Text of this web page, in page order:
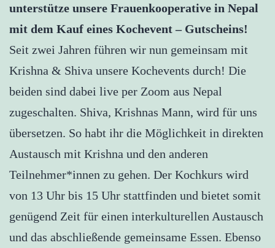
unterstütze unsere Frauenkooperative in Nepal
mit dem Kauf eines Kochevent – Gutscheins!
Seit zwei Jahren führen wir nun gemeinsam mit
Krishna & Shiva unsere Kochevents durch! Die
beiden sind dabei live per Zoom aus Nepal
zugeschalten. Shiva, Krishnas Mann, wird für uns
übersetzen. So habt ihr die Möglichkeit in direkten
Austausch mit Krishna und den anderen
Teilnehmer*innen zu gehen. Der Kochkurs wird
von 13 Uhr bis 15 Uhr stattfinden und bietet somit
genügend Zeit für einen interkulturellen Austausch
und das abschließende gemeinsame Essen. Ebenso